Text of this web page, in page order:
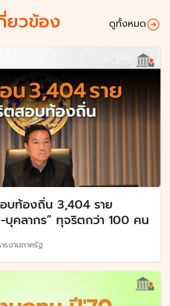
ยวข้อง ดูทั้งหมด
บท้องถิ่น 3,404 ราย
บุคลากร” ทุจริตกว่า 100 คน
รงานภาครัฐ